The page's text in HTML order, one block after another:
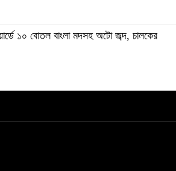
১০ বোতল বাংলা মদসহ অটো জব্দ, চালকের